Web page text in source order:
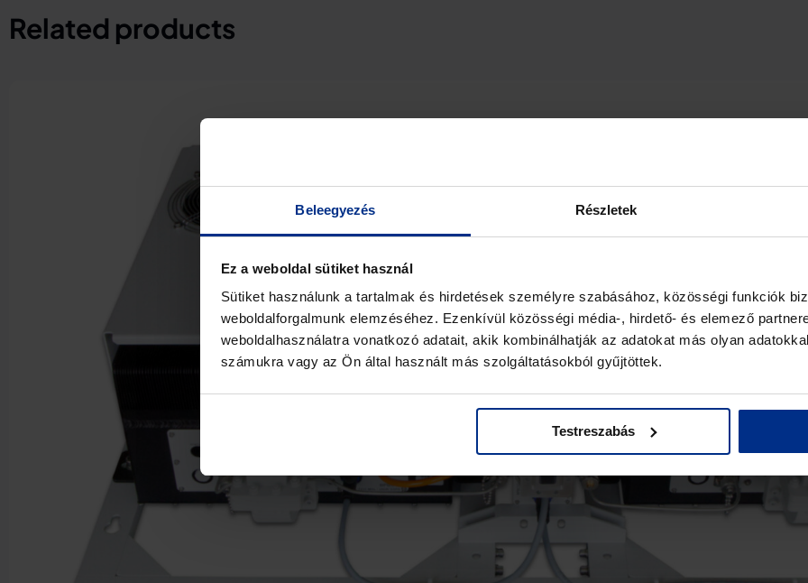
Beleegyezés Részletek
Ez a weboldal sütiket használ
Sütiket használunk a tartalmak és hirdetések személyre szabásához, közösségi funkciók
weboldalforgalmunk elemzéséhez. Ezenkívül közösségi média-, hirdető- és elemező
weboldalhasználatra vonatkozó adatait, akik kombinálhatják az adatokat más olyan
számukra vagy az Ön által használt más szolgáltatásokból gyűjtöttek.
Testreszabás
Related products